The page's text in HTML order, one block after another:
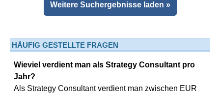
Weitere Suchergebnisse laden »
HÄUFIG GESTELLTE FRAGEN
Wieviel verdient man als Strategy Consultant pro
Jahr?
Als Strategy Consultant verdient man zwischen EUR